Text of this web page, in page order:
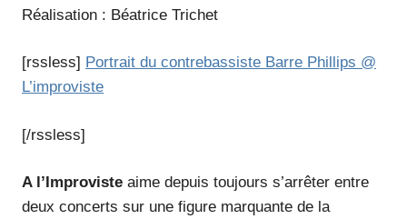
Réalisation : Béatrice Trichet
[rssless] Portrait du contrebassiste Barre Phillips @
L’improviste
[/rssless]
A l’Improviste aime depuis toujours s’arrêter entre
deux concerts sur une figure marquante de la